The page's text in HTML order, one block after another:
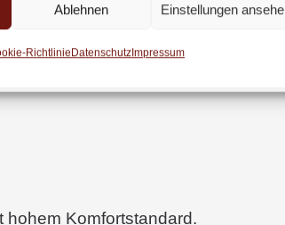
Ablehnen Einstellungen
RichtlinieDatenschutzImpressum
hohem Komfortstandard.